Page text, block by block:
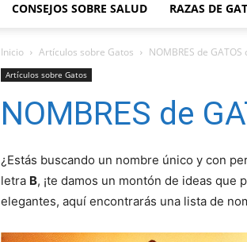
CONSEJOS SOBRE SALUD RAZAS DE
Inicio Artículos sobre Gatos NOMBRES de GATOS
Artículos sobre Gatos
NOMBRES de
¿Estás buscando un nombre único y con
letra B, ¡te damos un montón de ideas
elegantes, aquí encontrarás una lista de